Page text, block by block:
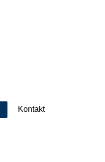
Kontakt